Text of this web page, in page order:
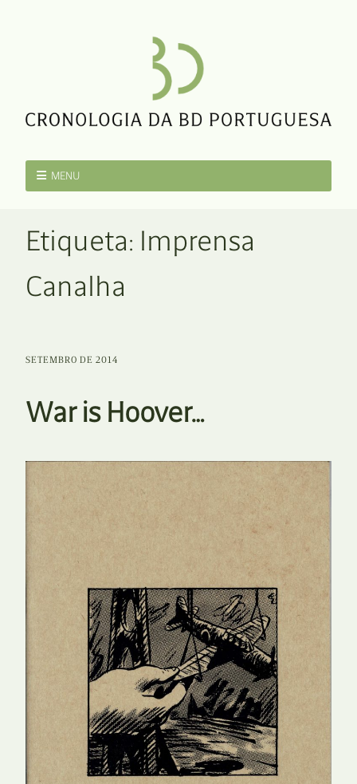
MENU
Etiqueta: Imprensa
Canalha
SETEMBRO DE 2014
War is Hoover…